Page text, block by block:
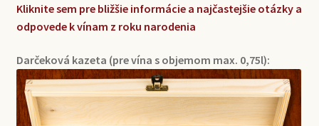
Kliknite sem pre bližšie informácie a najčastejšie otázky a
odpovede k vínam z roku narodenia
Darčeková kazeta (pre vína s objemom max. 0,75l):